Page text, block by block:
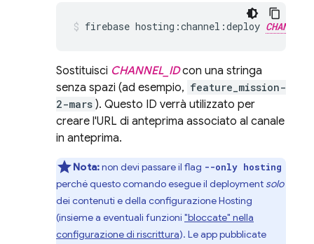
firebase hosting:channel:deploy
Sostituisci CHANNEL_IDcon una stringa
senza spazi (ad esempio, feature_mission-
2-mars ). Questo ID verrà utilizzato per
creare l'URL di anteprima associato al canale
in anteprima.
Nota:non devi passare il flag --only hosting
perché questo comando esegue il deployment solo
dei contenuti e della configurazioneHosting
(insieme a eventuali funzioni "bloccate" nella
configurazione di riscrittura). Le app pubblicate